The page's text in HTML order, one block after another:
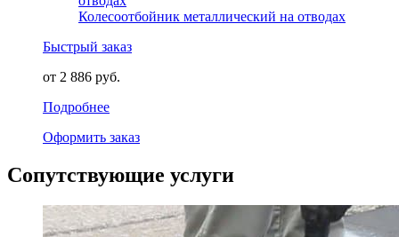
Колесоотбойник металлический на отводах
Быстрый заказ
от 2 886 руб.
Подробнее
Оформить заказ
Сопутствующие услуги